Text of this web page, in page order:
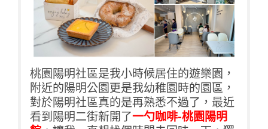
桃園陽明社區是我小時候居住的遊樂園，
附近的陽明公園更是我幼稚園時的園區，
對於陽明社區真的是再熟悉不過了，最近
看到陽明二街新開了一勺咖啡-桃園陽明